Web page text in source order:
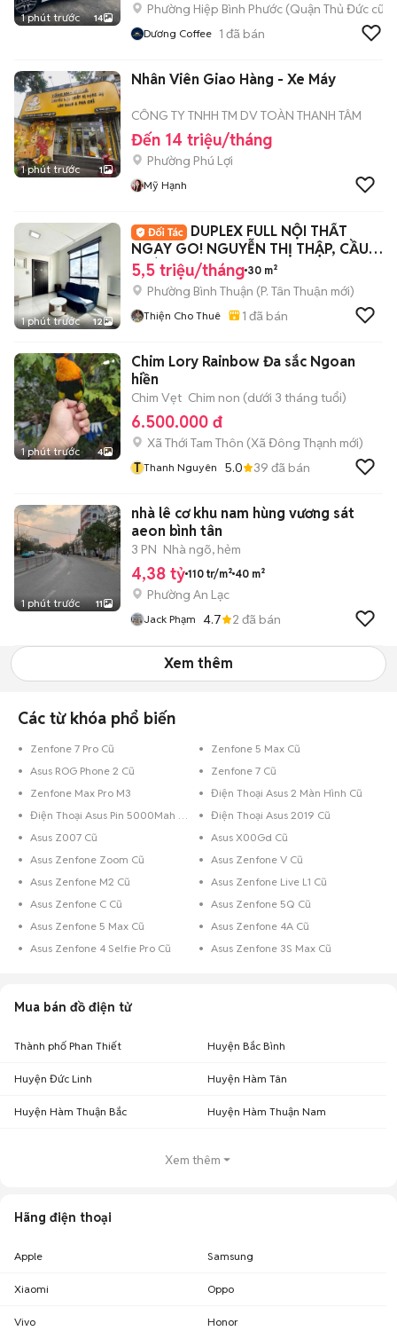
1 phút trước 14
Phường Hiệp Bình Phước (Quận Thủ Đức cũ)
Dương Coffee 1 đã bán
1 phút trước 1
Nhân Viên Giao Hàng - Xe Máy
CÔNG TY TNHH TM DV TOÀN THANH TÂM
Đến 14 triệu/tháng
Phường Phú Lợi
Mỹ Hạnh
1 phút trước 12
DUPLEX FULL NỘI THẤT
NGAY GO! NGUYỄN THỊ THẬP, CẦU
PHÚ MỸ QUẬN 7
5,5 triệu/tháng 30 m²
Phường Bình Thuận (P. Tân Thuận mới)
Thiện Cho Thuê 1 đã bán
1 phút trước 4
Chim Lory Rainbow Đa sắc Ngoan
hiền
Chim Vẹt Chim non (dưới 3 tháng tuổi)
6.500.000 đ
Xã Thới Tam Thôn (Xã Đông Thạnh mới)
T Thanh Nguyên 5.0 39 đã bán
1 phút trước 11
nhà lê cơ khu nam hùng vương sát
aeon bình tân
3 PN Nhà ngõ, hẻm
4,38 tỷ 110 tr/m² 40 m²
Phường An Lạc
Jack Phạm 4.7 2 đã bán
Xem thêm
Các từ khóa phổ biến
Zenfone 7 Pro Cũ
Zenfone 5 Max Cũ
Asus ROG Phone 2 Cũ
Zenfone 7 Cũ
Zenfone Max Pro M3
Điện Thoại Asus 2 Màn Hình Cũ
Điện Thoại Asus Pin 5000Mah Cũ
Điện Thoại Asus 2019 Cũ
Asus Z007 Cũ
Asus X00Gd Cũ
Asus Zenfone Zoom Cũ
Asus Zenfone V Cũ
Asus Zenfone M2 Cũ
Asus Zenfone Live L1 Cũ
Asus Zenfone C Cũ
Asus Zenfone 5Q Cũ
Asus Zenfone 5 Max Cũ
Asus Zenfone 4A Cũ
Asus Zenfone 4 Selfie Pro Cũ
Asus Zenfone 3S Max Cũ
Mua bán đồ điện tử
Thành phố Phan Thiết Huyện Bắc Bình
Huyện Đức Linh Huyện Hàm Tân
Huyện Hàm Thuận Bắc Huyện Hàm Thuận Nam
Xem thêm
Hãng điện thoại
Apple Samsung
Xiaomi Oppo
Vivo Honor